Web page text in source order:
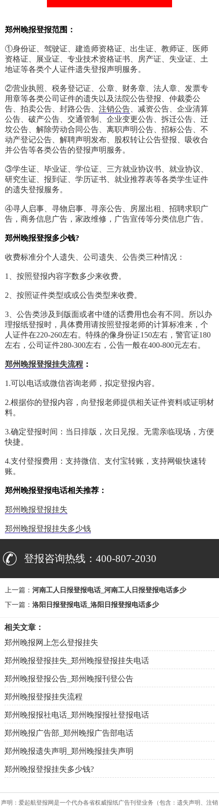
郑州晚报登报范围：
①身份证、驾驶证、建造师资格证、出生证、教师证、医师
资格证、展业证、专业技术资格证书、房产证、失业证、土
地证等各类个人证件遗失登报声明服务。
②营业执照、税务登记证、公章、财务章、法人章、发票专
用章等各类公司证件的遗失以及法院公告登报、仲裁委公
告、拍卖公告、封路公告、 注销公告、减资公告、企业清算
公告、破产公告、交通管制、企业变更公告、拆迁公告、迁
坟公告、解除劳动合同公告、离职声明公告、招标公告、不
动产登记公告、解聘声明发布、股权转让公告登报、吸收合
并公告等各类公告的登报声明服务。
③学生证、毕业证、学位证、三方就业协议书、就业协议、
研究生证、报到证、学历证书、就业推荐表等各类学生证件
的遗失登报服务。
④寻人启事、寻物启事、寻亲公告、房屋出租、招聘求职广
告，商务信息广告，家政维修，广告宣传等分类信息广告。
郑州晚报登报多少钱?
收费标准分个人遗失、公司遗失、公告类三种情况：
1、按照登报内容字数多少来收费。
2、按照证件类型或或公告类型来收费。
3、公告类涉及到版面或者中缝的话费用也会有不同。所以办
理报纸登报时，具体费用请按照登报老师的计算标准来，个
人证件在220-260左右。特殊的像身份证150左右，警官证180
左右，公司证件280-300左右，公告一般在400-800元左右。
郑州晚报登报挂失流程 ：
1.可以电话或微信咨询老师，拟定登报内容。
2.根据你的登报内容，向登报老师提供相关证件资料或证明材
料。
3.确定登报时间：当日排版，次日见报。无需亲临现场，方便
快捷。
4.支付登报费用：支持微信、支付宝转账，支持网银快速转
账。
郑州晚报登报电话相关推荐：
郑州晚报登报挂失
郑州晚报登报挂失多少钱
登报咨询热线：400-807-2030
上一篇： 河南工人日报登报电话_河南工人日报登报电话多少
下一篇： 洛阳日报登报电话_洛阳日报登报电话多少
相关文章：
郑州晚报网上怎么登报挂失
郑州晚报登报挂失_郑州晚报登报挂失电话
郑州晚报登报公告_郑州晚报刊登公告
郑州晚报登报挂失流程
郑州晚报报社电话_郑州晚报报社登报电话
郑州晚报广告部_郑州晚报广告部电话
郑州晚报遗失声明_郑州晚报挂失声明
郑州晚报登报挂失多少钱?
声明：爱起航登报网是一个代办各省权威报纸广告刊登业务（包含：遗失声明、注销